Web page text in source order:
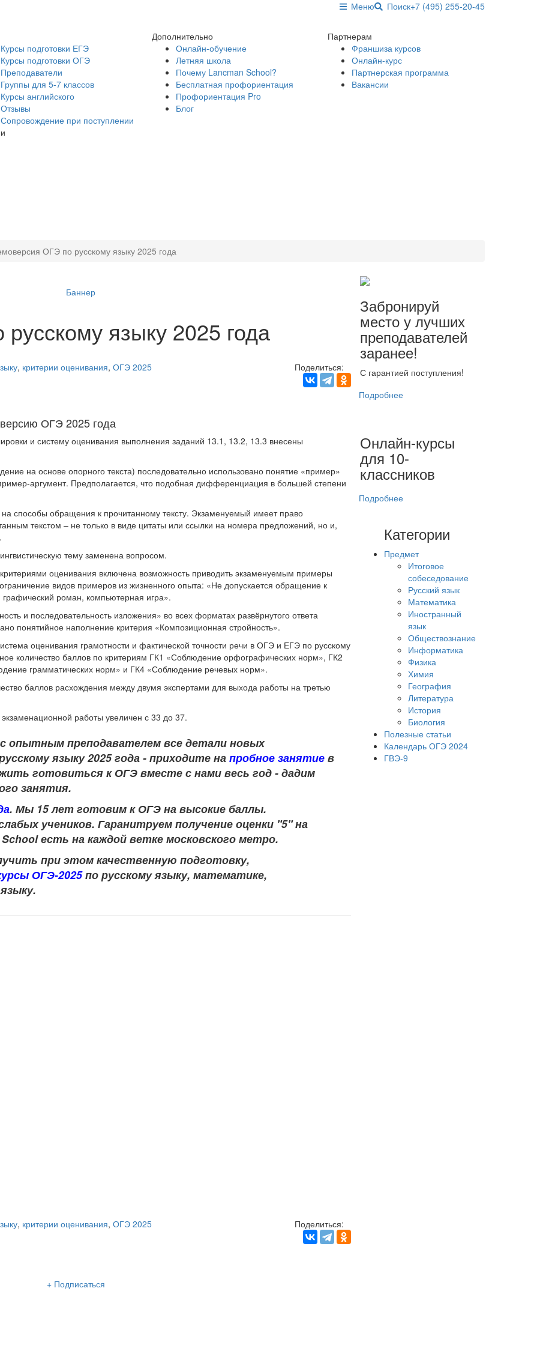
+7 (495) 255-20-45
Поиск
Меню
Курсы подготовки ЕГЭ
Курсы подготовки ОГЭ
Преподаватели
Группы для 5-7 классов
Курсы английского
Отзывы
Сопровождение при поступлении
и
Дополнительно
Онлайн-обучение
Летняя школа
Почему Lancman School?
Бесплатная профориентация
Профориентация Pro
Блог
Партнерам
Франшиза курсов
Онлайн-курс
Партнерская программа
Вакансии
ОГЭ по русскому языку 2025 года
языку 2025 года
, критерии оценивания, ОГЭ 2025 Поделиться:
ОГЭ 2025 года
и систему оценивания выполнения заданий 13.1, 13.2, 13.3 внесены
на основе опорного текста) последовательно использовано понятие «пример»
аргумент. Предполагается, что подобная дифференциация в большей степени
способы обращения к прочитанному тексту. Экзаменуемый имеет право
текстом – не только в виде цитаты или ссылки на номера предложений, но и,
тему заменена вопросом.
оценивания включена возможность приводить экзаменуемым примеры
видов примеров из жизненного опыта: «Не допускается обращение к
роман, компьютерная игра».
и последовательность изложения» во всех форматах развёрнутого ответа
понятийное наполнение критерия «Композиционная стройность».
оценивания грамотности и фактической точности речи в ОГЭ и ЕГЭ по русскому
количество баллов по критериям ГК1 «Соблюдение орфографических норм», ГК2
грамматических норм» и ГК4 «Соблюдение речевых норм».
баллов расхождения между двумя экспертами для выхода работы на третью
работы увеличен с 33 до 37.
с опытным преподавателем все детали новых
языку 2025 года - приходите напробное занятие в
готовиться к ОГЭ вместе с нами весь год - дадим
занятия.
. Мы 15 лет готовим к ОГЭ на высокие баллы.
учеников. Гаранитруем получение оценки "5" на
есть на каждой ветке московского метро.
при этом качественную подготовку,
ОГЭ-2025по русскому языку, математике,
.
, критерии оценивания, ОГЭ 2025 Поделиться:
+ Подписаться
Забронируй
место у лучших
преподавателей
заранее!
С гарантией поступления!
Подробнее
Онлайн-курсы
для 10-
классников
Подробнее
Категории
Предмет
Итоговое
собеседование
Русский язык
Математика
Иностранный
язык
Обществознание
Информатика
Физика
Химия
География
Литература
История
Биология
Полезные статьи
Календарь ОГЭ 2024
ГВЭ-9